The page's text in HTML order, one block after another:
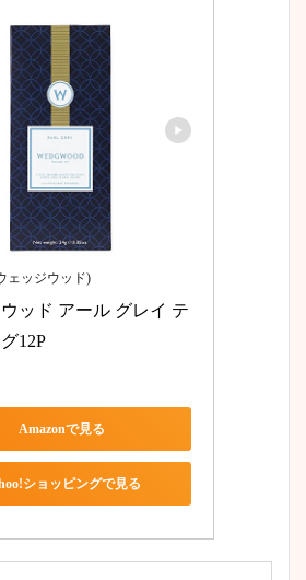
ェッジウッド)
ッド アール グレイ テ
12P
Amazonで見る
ショッピングで見る